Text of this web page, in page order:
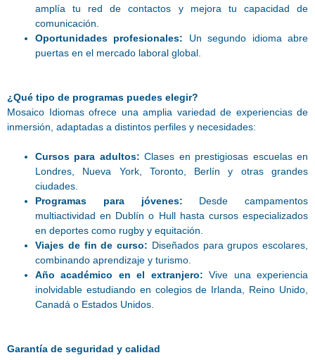
amplía tu red de contactos y mejora tu capacidad de
comunicación.
Oportunidades profesionales: Un segundo idioma abre
puertas en el mercado laboral global.
¿Qué tipo de programas puedes elegir?
Mosaico Idiomas ofrece una amplia variedad de experiencias de
inmersión, adaptadas a distintos perfiles y necesidades:
Cursos para adultos: Clases en prestigiosas escuelas en
Londres, Nueva York, Toronto, Berlín y otras grandes
ciudades.
Programas para jóvenes: Desde campamentos
multiactividad en Dublín o Hull hasta cursos especializados
en deportes como rugby y equitación.
Viajes de fin de curso: Diseñados para grupos escolares,
combinando aprendizaje y turismo.
Año académico en el extranjero: Vive una experiencia
inolvidable estudiando en colegios de Irlanda, Reino Unido,
Canadá o Estados Unidos.
Garantía de seguridad y calidad